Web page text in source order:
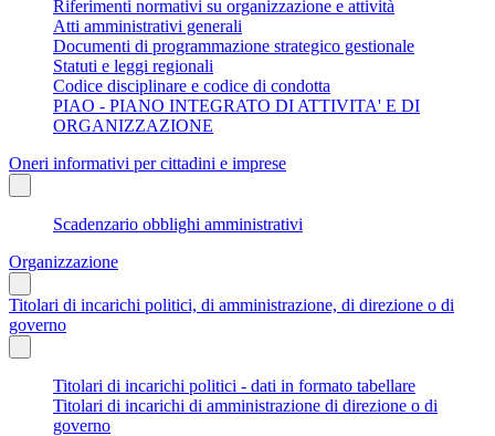
Riferimenti normativi su organizzazione e attività
Atti amministrativi generali
Documenti di programmazione strategico gestionale
Statuti e leggi regionali
Codice disciplinare e codice di condotta
PIAO - PIANO INTEGRATO DI ATTIVITA' E DI
ORGANIZZAZIONE
Oneri informativi per cittadini e imprese
Scadenzario obblighi amministrativi
Organizzazione
Titolari di incarichi politici, di amministrazione, di direzione o di
governo
Titolari di incarichi politici - dati in formato tabellare
Titolari di incarichi di amministrazione di direzione o di
governo